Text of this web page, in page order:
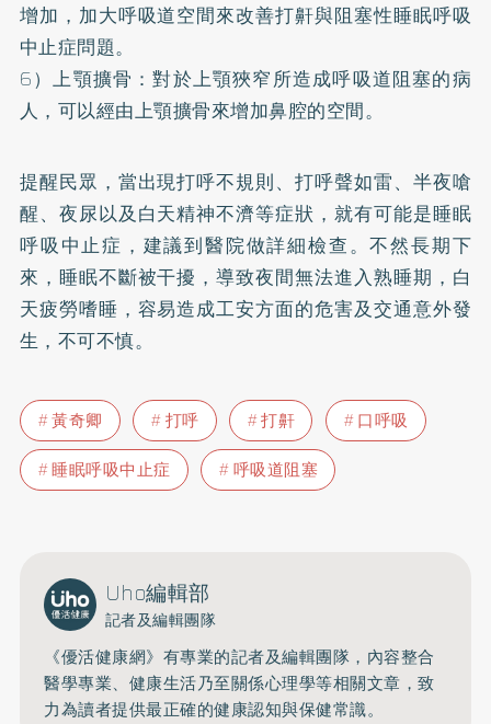
增加，加大呼吸道空間來改善打鼾與阻塞性睡眠呼吸
中止症問題。
6）上顎擴骨：對於上顎狹窄所造成呼吸道阻塞的病
人，可以經由上顎擴骨來增加鼻腔的空間。
提醒民眾，當出現打呼不規則、打呼聲如雷、半夜嗆
醒、夜尿以及白天精神不濟等症狀，就有可能是睡眠
呼吸中止症，建議到醫院做詳細檢查。不然長期下
來，睡眠不斷被干擾，導致夜間無法進入熟睡期，白
天疲勞嗜睡，容易造成工安方面的危害及交通意外發
生，不可不慎。
黃奇卿 打呼 打鼾
口呼吸
睡眠呼吸中止症
呼吸道阻塞
Uho編輯部
記者及編輯團隊
《優活健康網》有專業的記者及編輯團隊，內容整合
醫學專業、健康生活乃至關係心理學等相關文章，致
力為讀者提供最正確的健康認知與保健常識。